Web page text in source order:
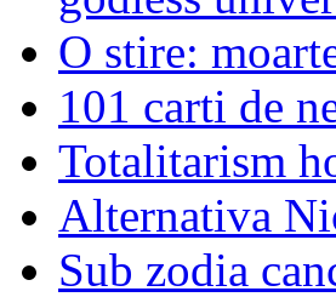
O stire:
101 carti de
Totalitarism
Alternativa
Sub zodia